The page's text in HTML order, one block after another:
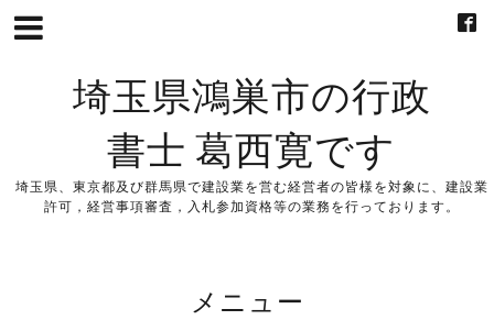
埼玉県鴻巣市の行政
書士 葛西寛です
埼玉県、東京都及び群馬県で建設業を営む経営者の皆様を対象に、建設業
許可，経営事項審査，入札参加資格等の業務を行っております。
メニュー